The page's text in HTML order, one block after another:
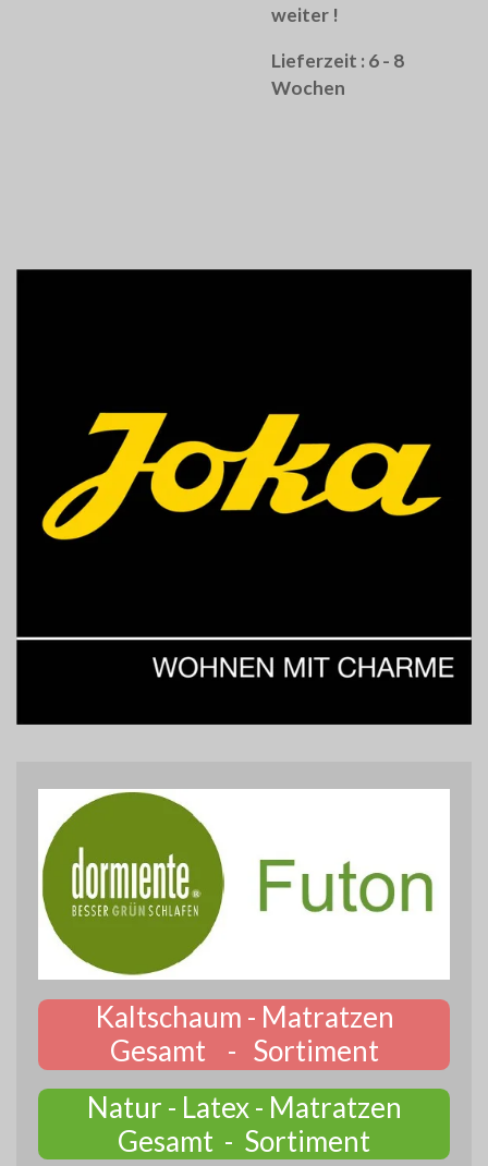
weiter !
Lieferzeit : 6 - 8
Wochen
Kaltschaum - Matratzen
Gesamt - Sortiment
Natur - Latex - Matratzen
Gesamt - Sortiment